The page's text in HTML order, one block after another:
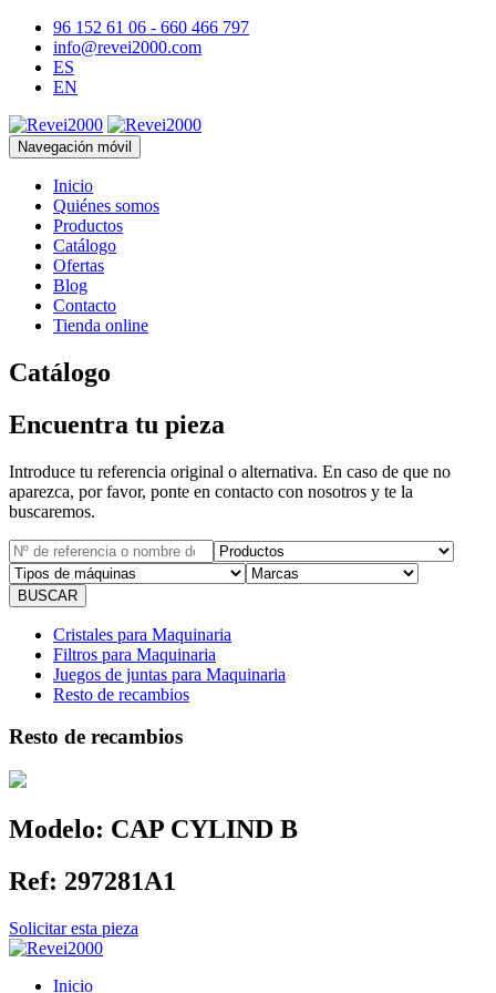
96 152 61 06 - 660 466 797
info@revei2000.com
ES
EN
Navegación móvil
Inicio
Quiénes somos
Productos
Catálogo
Ofertas
Blog
Contacto
Tienda online
Catálogo
Encuentra tu pieza
Introduce tu referencia original o alternativa. En caso de que no
aparezca, por favor, ponte en contacto con nosotros y te la
buscaremos.
Cristales para Maquinaria
Filtros para Maquinaria
Juegos de juntas para Maquinaria
Resto de recambios
Resto de recambios
Modelo: CAP CYLIND B
Ref: 297281A1
Solicitar esta pieza
Inicio